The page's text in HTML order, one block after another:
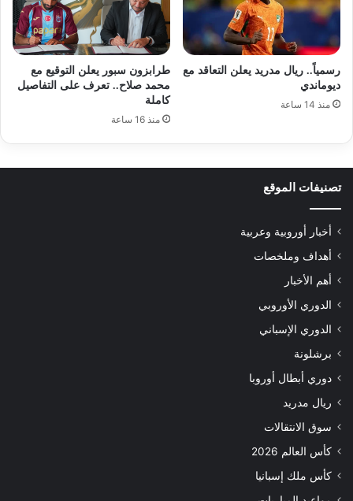
رسمياً.. ريال مدريد يعلن التعاقد مع
ديوماندي
منذ 14 ساعة
طرابزون سبور يعلن التوقيع مع
محمد صلاح.. تعرف على التفاصيل
كاملة
منذ 16 ساعة
تصنيفات الموقع
أخبار أوروبية وعربية
أهداف وملخصات
أهم الأخبار
الدوري الأوروبي
الدوري الإسباني
برشلونة
دوري أبطال أوروبا
ريال مدريد
سوق الانتقالات
كأس العالم 2026
كأس ملك إسبانيا